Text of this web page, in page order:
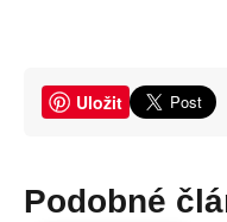
Uložit
Podobné